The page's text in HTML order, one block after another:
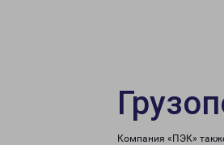
Компания «ПЭК»